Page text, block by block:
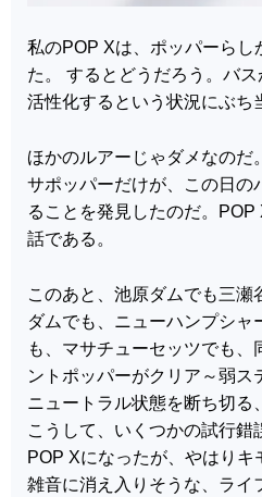
私のPOP Xは、ポッパーらし
た。 するとどうだろう。バ
活性化するという状況にぶち
ほかのルアーじゃダメなのだ
サポッパーだけが、この日の
ることを発見したのだ。
話である。
このあと、池原ダムでも三瀬
ダムでも、ニューハンプシャ
も、マサチューセッツでも、
ントポッパーがクリア～弱ス
ニュートラル状態を断ち切る
こうして、いくつかの試行錯
POP Xになったが、やはり
雑音に消え入りそうな、ライ